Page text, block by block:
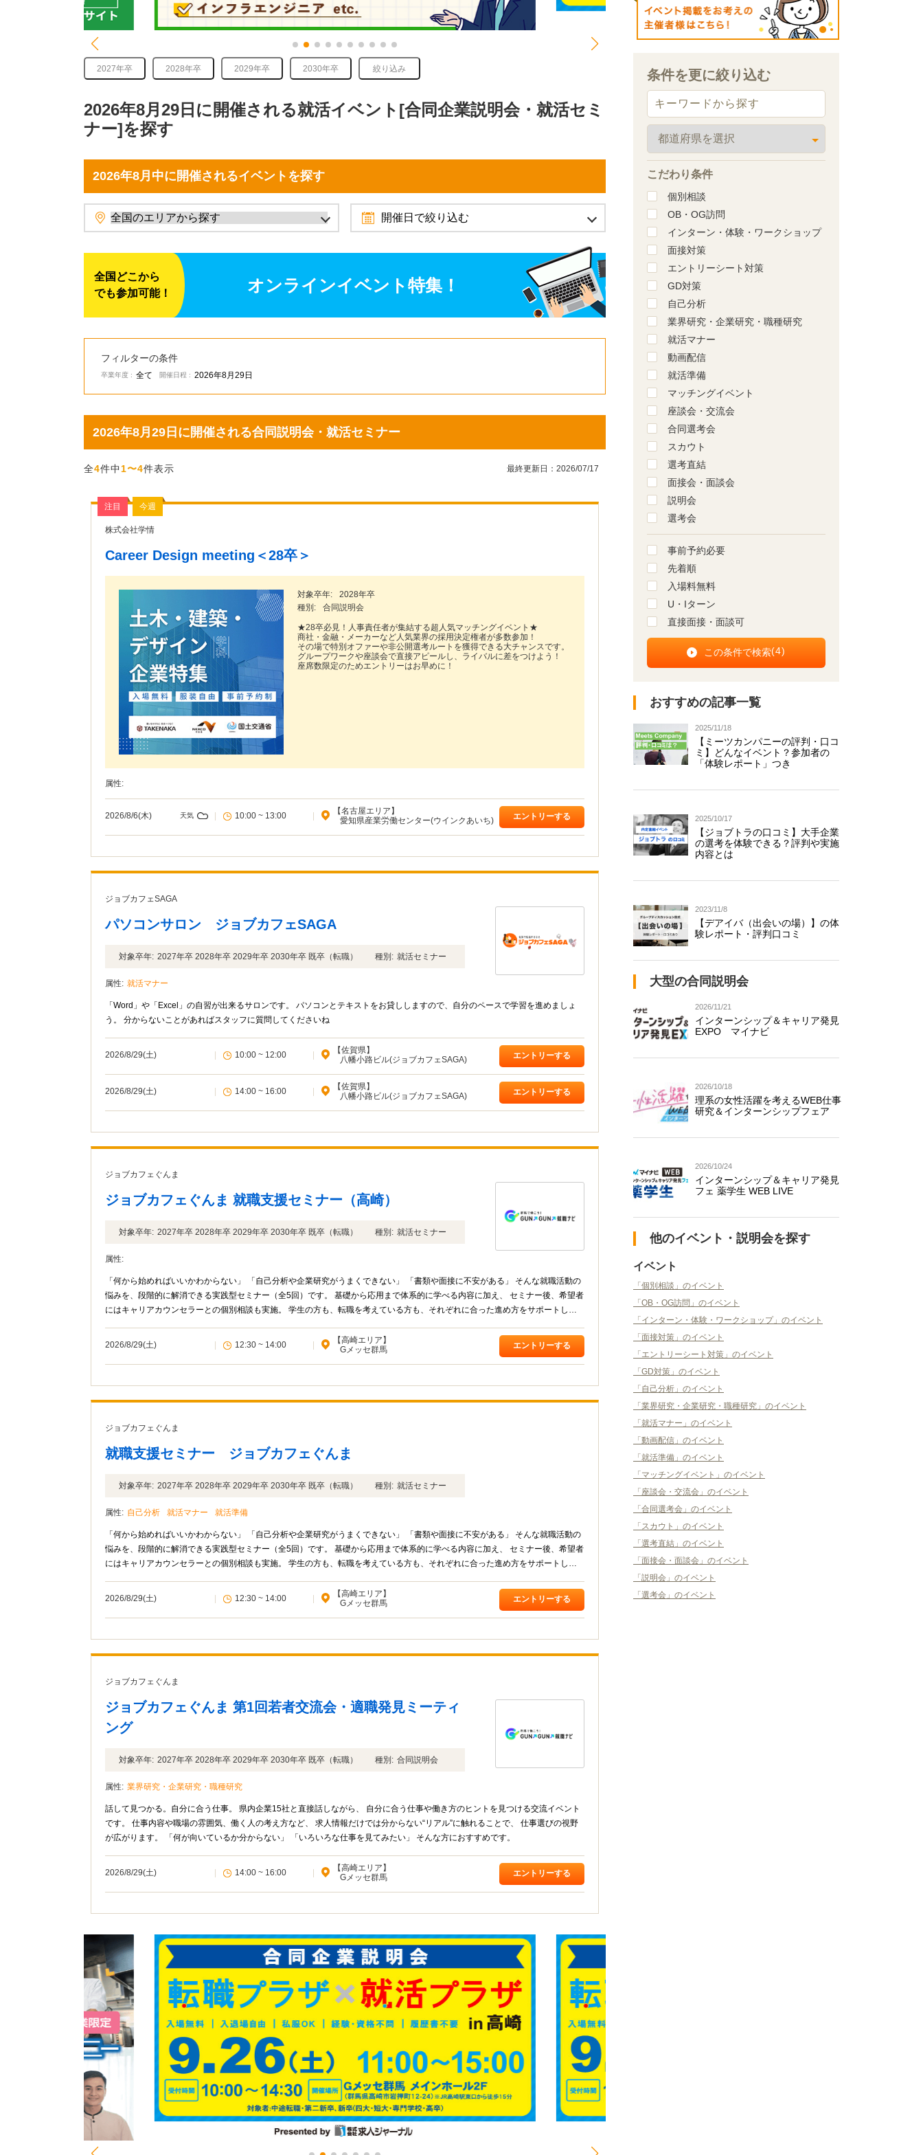
2027年卒 2028年卒 2029年卒 2030年卒 絞り込み
2026年8月29日に開催される就活イベント[合同企業説明会・就活セミ
ナー]を探す
2026年8月中に開催されるイベントを探す
開催日で絞り込む
2026年8月 9月
日 火 金 土
1
2 3 4 5 6 7 8
23 24
全国どこから
でも参加可能！
オンラインイベント特集！
フィルターの条件
卒業年度 : 全て 開催日程 : 2026年8月29日
2026年8月29日に開催される合同説明会・就活セミナー
全4件中 1〜4件表示 最終更新日：2026/07/17
注目 今週
株式会社学情
Career Design meeting＜28卒＞
対象卒年:
2028年卒
種別:
合同説明会
★28卒必見！人事責任者が集結する超人気マッチングイベント★
商社・金融・メーカーなど人気業界の採用決定権者が多数参加！
その場で特別オファーや非公開選考ルートを獲得できる大チャンスです。
グループワークや座談会で直接アピールし、ライバルに差をつけよう！
座席数限定のためエントリーはお早めに！
属性:
2026/8/6(木) 天気 | 10:00 ~ 13:00 |
【名古屋エリア】
愛知県産業労働センター(ウインクあいち)
エントリーする
ジョブカフェSAGA
パソコンサロン ジョブカフェSAGA
対象卒年: 2027年卒 2028年卒 2029年卒 2030年卒 既卒（転職） 種別: 就活セミナー
属性: 就活マナー
「Word」や「Excel」の自習が出来るサロンです。 パソコンとテキストをお貸ししますので、自分のペースで学習を進めましょ
う。 分からないことがあればスタッフに質問してくださいね
2026/8/29(土) | 10:00 ~ 12:00 |
【佐賀県】
八幡小路ビル(ジョブカフェSAGA)
エントリーする
2026/8/29(土) | 14:00 ~ 16:00 |
【佐賀県】
八幡小路ビル(ジョブカフェSAGA)
エントリーする
ジョブカフェぐんま
ジョブカフェぐんま 就職支援セミナー（高崎）
対象卒年: 2027年卒 2028年卒 2029年卒 2030年卒 既卒（転職） 種別: 就活セミナー
属性:
「何から始めればいいかわからない」 「自己分析や企業研究がうまくできない」 「書類や面接に不安がある」 そんな就職活動の
悩みを、段階的に解消できる実践型セミナー（全5回）です。 基礎から応用まで体系的に学べる内容に加え、 セミナー後、希望者
にはキャリアカウンセラーとの個別相談も実施。 学生の方も、転職を考えている方も、それぞれに合った進め方をサポートしま
2026/8/29(土) | 12:30 ~ 14:00 |
【高崎エリア】
Gメッセ群馬
エントリーする
ジョブカフェぐんま
就職支援セミナー ジョブカフェぐんま
対象卒年: 2027年卒 2028年卒 2029年卒 2030年卒 既卒（転職） 種別: 就活セミナー
属性: 自己分析 就活マナー 就活準備
「何から始めればいいかわからない」 「自己分析や企業研究がうまくできない」 「書類や面接に不安がある」 そんな就職活動の
悩みを、段階的に解消できる実践型セミナー（全5回）です。 基礎から応用まで体系的に学べる内容に加え、 セミナー後、希望者
にはキャリアカウンセラーとの個別相談も実施。 学生の方も、転職を考えている方も、それぞれに合った進め方をサポートしま
2026/8/29(土) | 12:30 ~ 14:00 |
【高崎エリア】
Gメッセ群馬
エントリーする
ジョブカフェぐんま
ジョブカフェぐんま 第1回若者交流会・適職発見ミーティ
ング
対象卒年: 2027年卒 2028年卒 2029年卒 2030年卒 既卒（転職） 種別: 合同説明会
属性: 業界研究・企業研究・職種研究
話して見つかる。自分に合う仕事。 県内企業15社と直接話しながら、 自分に合う仕事や働き方のヒントを見つける交流イベント
です。 仕事内容や職場の雰囲気、働く人の考え方など、 求人情報だけでは分からない“リアル”に触れることで、 仕事選びの視野
が広がります。 「何が向いているか分からない」 「いろいろな仕事を見てみたい」 そんな方におすすめです。
2026/8/29(土) | 14:00 ~ 16:00 |
【高崎エリア】
Gメッセ群馬
エントリーする
条件を更に絞り込む
こだわり条件
個別相談
OB・OG訪問
インターン・体験・ワークショップ
面接対策
エントリーシート対策
GD対策
自己分析
業界研究・企業研究・職種研究
就活マナー
動画配信
就活準備
マッチングイベント
座談会・交流会
合同選考会
スカウト
選考直結
面接会・面談会
説明会
選考会
事前予約必要
先着順
入場料無料
U・Iターン
直接面接・面談可
(4)
おすすめの記事一覧
2025/11/18
【ミーツカンパニーの評判・口コ
ミ】どんなイベント？参加者の
「体験レポート」つき
2025/10/17
【ジョブトラの口コミ】大手企業
の選考を体験できる？評判や実施
内容とは
2023/11/8
【デアイバ（出会いの場）】の体
験レポート・評判口コミ
大型の合同説明会
2026/11/21
インターンシップ＆キャリア発見
EXPO マイナビ
2026/10/18
理系の女性活躍を考えるWEB仕事
研究＆インターンシップフェア
2026/10/24
インターンシップ＆キャリア発見
フェ 薬学生 WEB LIVE
他のイベント・説明会を探す
イベント
「個別相談」のイベント
「OB・OG訪問」のイベント
「インターン・体験・ワークショップ」のイベント
「面接対策」のイベント
「エントリーシート対策」のイベント
「GD対策」のイベント
「自己分析」のイベント
「業界研究・企業研究・職種研究」のイベント
「就活マナー」のイベント
「動画配信」のイベント
「就活準備」のイベント
「マッチングイベント」のイベント
「座談会・交流会」のイベント
「合同選考会」のイベント
「スカウト」のイベント
「選考直結」のイベント
「面接会・面談会」のイベント
「説明会」のイベント
「選考会」のイベント